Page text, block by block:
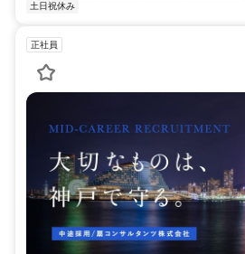
土日祝休み
正社員